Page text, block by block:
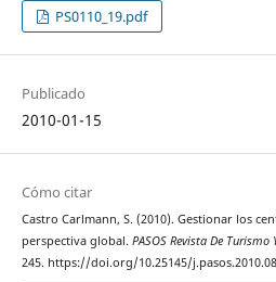
PS0110_19.pdf
Publicado
2010-01-15
Cómo citar
Castro Carlmann, S. (2010). Gestionar los
perspectiva global. PASOS Revista De
245. https://doi.org/10.25145/